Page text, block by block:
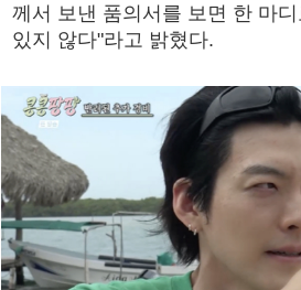
께서 보낸 품의서를 보면 한 마
있지 않다"라고 밝혔다.